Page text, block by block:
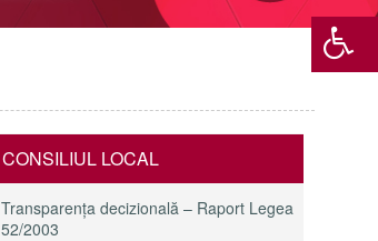
CONSILIUL LOCAL
Transparenţa decizională – Raport Legea
52/2003